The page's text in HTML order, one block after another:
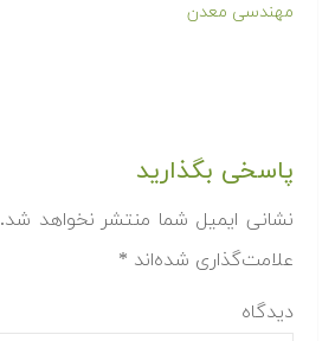
مهندسی معدن
پاسخی بگذارید
نشانی ایمیل شما منتشر نخواهد شد.
علامت‌گذاری شده‌اند *
دیدگاه